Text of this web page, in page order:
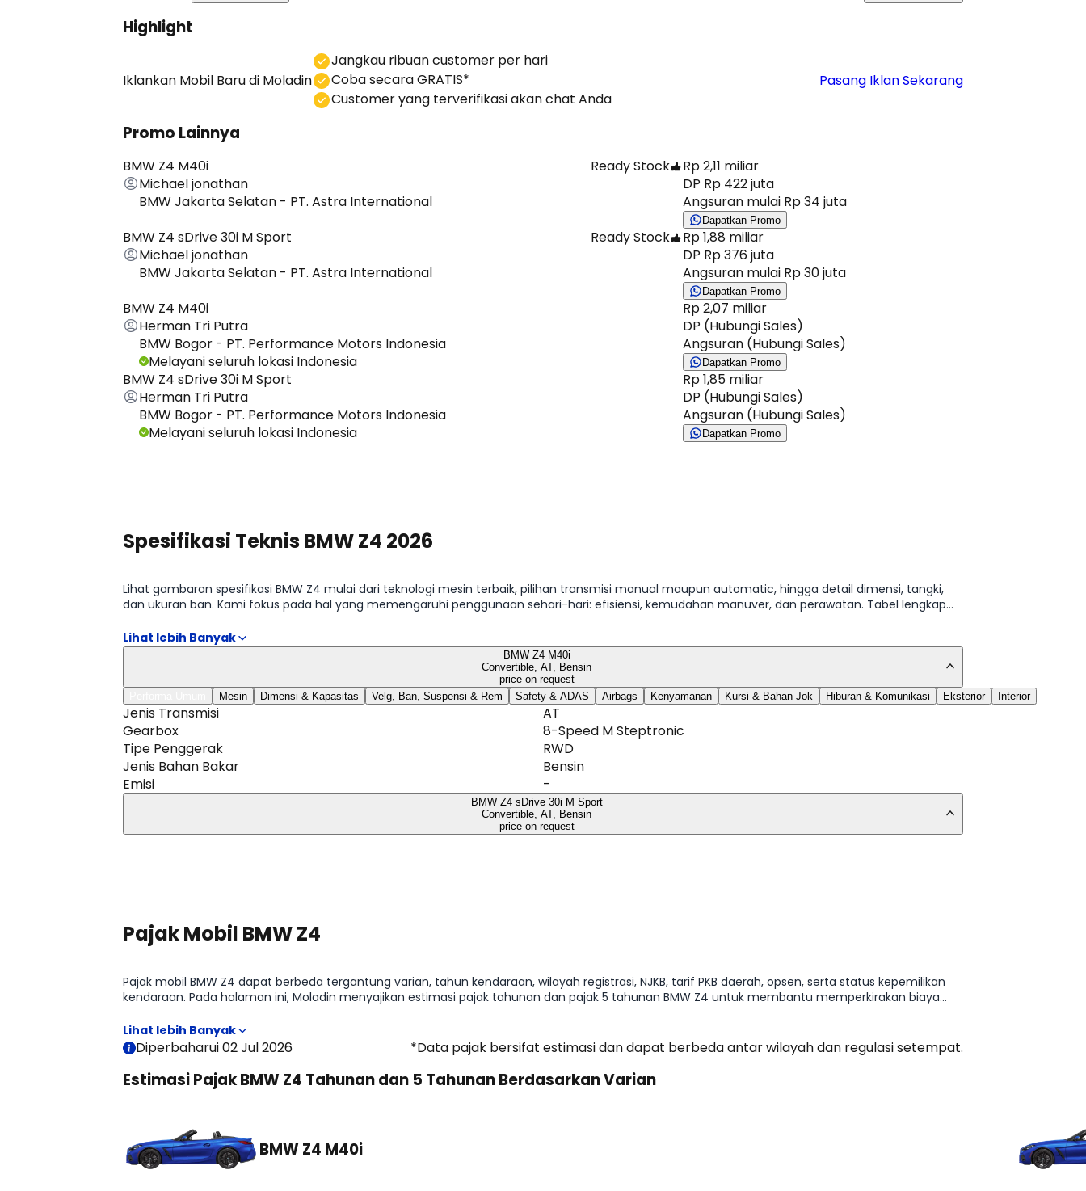
Highlight
Iklankan Mobil Barudi Moladin
⁠Jangkau ribuan customer per hari
Coba secara GRATIS*
⁠⁠Customer yang terverifikasi akan chat Anda
Pasang Iklan Sekarang
Promo Lainnya
BMW Z4 M40i
Ready Stock
Michael jonathan
BMW Jakarta Selatan - PT. Astra International
Rp 2,11 miliar
DP Rp 422 juta
Angsuran mulai Rp 34 juta
Dapatkan Promo
BMW Z4 sDrive 30i M Sport
Ready Stock
Michael jonathan
BMW Jakarta Selatan - PT. Astra International
Rp 1,88 miliar
DP Rp 376 juta
Angsuran mulai Rp 30 juta
Dapatkan Promo
BMW Z4 M40i
Herman Tri Putra
BMW Bogor - PT. Performance Motors Indonesia
Melayani seluruh lokasi Indonesia
Rp 2,07 miliar
DP (Hubungi Sales)
Angsuran (Hubungi Sales)
Dapatkan Promo
BMW Z4 sDrive 30i M Sport
Herman Tri Putra
BMW Bogor - PT. Performance Motors Indonesia
Melayani seluruh lokasi Indonesia
Rp 1,85 miliar
DP (Hubungi Sales)
Angsuran (Hubungi Sales)
Dapatkan Promo
Spesifikasi Teknis BMW Z4 2026
Lihat gambaran spesifikasi BMW Z4 mulai dari teknologi mesin terbaik, pilihan transmisi manual maupun automatic, hingga detail dimensi, tangki,
dan ukuran ban. Kami fokus pada hal yang memengaruhi penggunaan sehari-hari: efisiensi, kemudahan manuver, dan perawatan. Tabel lengkap
BMW Z4 M40i
Convertible, AT, Bensin
price on request
Mesin Dimensi & Kapasitas Velg, Ban, Suspensi & Rem Safety & ADAS Airbags Kenyamanan Kursi & Bahan Jok Hiburan & Komunikasi Eksterior Interior
Jenis Transmisi
AT
Gearbox
8-Speed M Steptronic
Tipe Penggerak
RWD
Jenis Bahan Bakar
Bensin
Emisi
-
BMW Z4 sDrive 30i M Sport
Convertible, AT, Bensin
price on request
Pajak Mobil BMW Z4
Pajak mobil BMW Z4 dapat berbeda tergantung varian, tahun kendaraan, wilayah registrasi, NJKB, tarif PKB daerah, opsen, serta status kepemilikan
kendaraan. Pada halaman ini, Moladin menyajikan estimasi pajak tahunan dan pajak 5 tahunan BMW Z4 untuk membantu memperkirakan biaya
Diperbaharui 02 Jul 2026 *Data pajak bersifat estimasi dan dapat berbeda antar wilayah dan regulasi setempat.
Estimasi Pajak BMW Z4 Tahunan dan 5 Tahunan Berdasarkan Varian
BMW Z4 M40i